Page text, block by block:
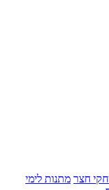
חצר מתנות לימי